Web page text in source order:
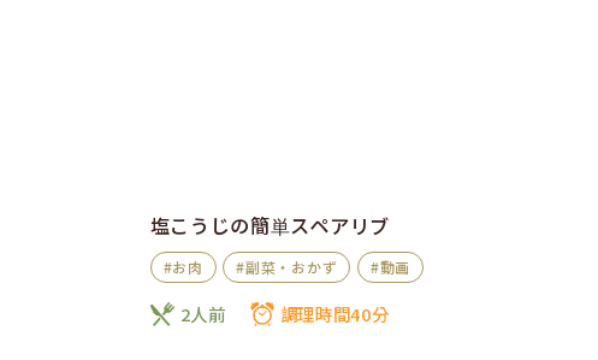
塩こうじの簡単スペアリブ
#お肉 #副菜・おかず #動画
2人前 調理時間40分